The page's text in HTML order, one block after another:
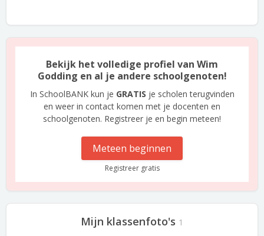
Bekijk het volledige profiel van Wim
Godding en al je andere schoolgenoten!
In SchoolBANK kun je GRATIS je scholen terugvinden
en weer in contact komen met je docenten en
schoolgenoten. Registreer je en begin meteen!
Meteen beginnen
Registreer gratis
Mijn klassenfoto's 1